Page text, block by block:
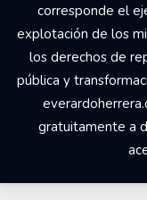
corresponde el
explotación de los
los derechos de
pública y
gratuitamente a